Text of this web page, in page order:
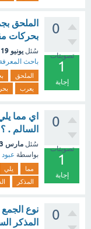
0
تصويتات
1
إجابة
الملحق
بحركات
سُئل يونيو 19
باحث المعرفة
الملحق
يعرب
0
تصويتات
1
إجابة
اي مما
السالم .
سُئل مارس 23
بواسطة عبود
مما يلي
المذكر
0
نوع
المذكر